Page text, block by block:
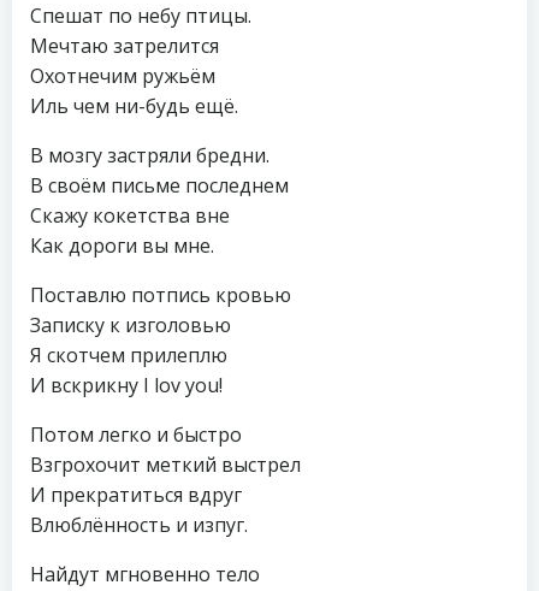
Спешат по небу птицы.
Мечтаю затрелится
Охотнечим ружьём
Иль чем ни-будь ещё.
В мозгу застряли бредни.
В своём письме последнем
Скажу кокетства вне
Как дороги вы мне.
Поставлю потпись кровью
Записку к изголовью
Я скотчем прилеплю
И вскрикну I lov you!
Потом легко и быстро
Взгрохочит меткий выстрел
И прекратиться вдруг
Влюблённость и изпуг.
Найдут мгновенно тело